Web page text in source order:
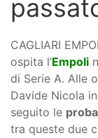
CAGLIARI
ospita l’Empoli
di Serie A. Alle
Davide Nicola
seguito le
tra queste due